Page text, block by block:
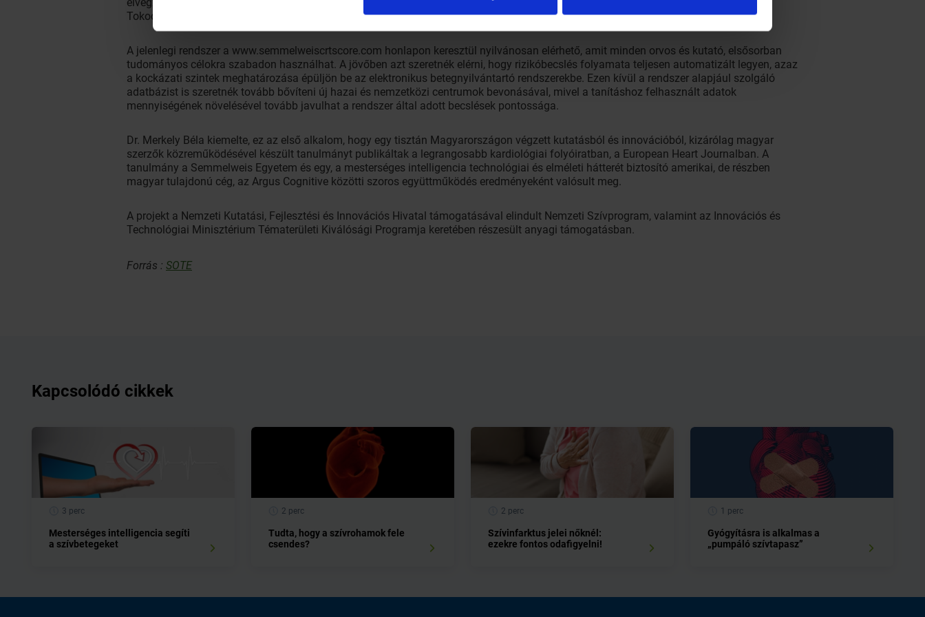
Tokodi Márton.
A jelenlegi rendszer a www.semmelweiscrtscore.com honlapon keresztül nyilvánosan elérhető, amit minden orvos és kutató, elsősorban
tudományos célokra szabadon használhat. A jövőben azt szeretnék elérni, hogy rizikóbecslés folyamata teljesen automatizált legyen, azaz
a kockázati szintek meghatározása épüljön be az elektronikus betegnyilvántartó rendszerekbe. Ezen kívül a rendszer alapjául szolgáló
adatbázist is szeretnék tovább bővíteni új hazai és nemzetközi centrumok bevonásával, mivel a tanításhoz felhasznált adatok
mennyiségének növelésével tovább javulhat a rendszer által adott becslések pontossága.
Dr. Merkely Béla kiemelte, ez az első alkalom, hogy egy tisztán Magyarországon végzett kutatásból és innovációból, kizárólag magyar
szerzők közreműködésével készült tanulmányt publikáltak a legrangosabb kardiológiai folyóiratban, a European Heart Journalban. A
tanulmány a Semmelweis Egyetem és egy, a mesterséges intelligencia technológiai és elméleti hátterét biztosító amerikai, de részben
magyar tulajdonú cég, az Argus Cognitive közötti szoros együttműködés eredményeként valósult meg.
A projekt a Nemzeti Kutatási, Fejlesztési és Innovációs Hivatal támogatásával elindult Nemzeti Szívprogram, valamint az Innovációs és
Technológiai Minisztérium Tématerületi Kiválósági Programja keretében részesült anyagi támogatásban.
Forrás : SOTE
Kapcsolódó cikkek
3 perc
Mesterséges intelligencia segíti
a szívbetegeket
2 perc
Tudta, hogy a szívrohamok fele
csendes?
2 perc
Szívinfarktus jelei nőknél:
ezekre fontos odafigyelni!
1 perc
Gyógyításra is alkalmas a
„pumpáló szívtapasz”